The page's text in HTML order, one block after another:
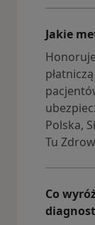
Jakie
Polska,
Tu
Co